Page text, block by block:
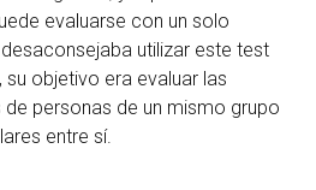
evaluarse con un solo
utilizar este test
objetivo era evaluar las
personas de un mismo grupo
entre sí.